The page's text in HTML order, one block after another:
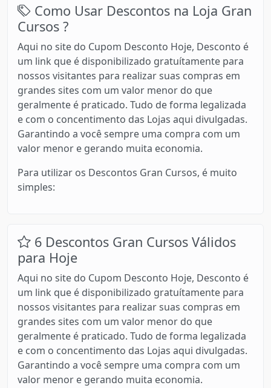
Como Usar Descontos na Loja Gran
Cursos ?
Aqui no site do Cupom Desconto Hoje, Desconto é
um link que é disponibilizado gratuítamente para
nossos visitantes para realizar suas compras em
grandes sites com um valor menor do que
geralmente é praticado. Tudo de forma legalizada
e com o concentimento das Lojas aqui divulgadas.
Garantindo a você sempre uma compra com um
valor menor e gerando muita economia.
Para utilizar os Descontos Gran Cursos, é muito
simples:
6 Descontos Gran Cursos Válidos
para Hoje
Aqui no site do Cupom Desconto Hoje, Desconto é
um link que é disponibilizado gratuítamente para
nossos visitantes para realizar suas compras em
grandes sites com um valor menor do que
geralmente é praticado. Tudo de forma legalizada
e com o concentimento das Lojas aqui divulgadas.
Garantindo a você sempre uma compra com um
valor menor e gerando muita economia.